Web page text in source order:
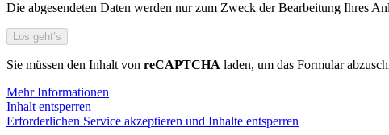
Die abgesendeten Daten werden nur zum Zweck der Bearbeitung Ihres
Sie müssen den Inhalt von reCAPTCHA laden, um das Formular
Mehr Informationen
Inhalt entsperren
Erforderlichen Service akzeptieren und Inhalte entsperren